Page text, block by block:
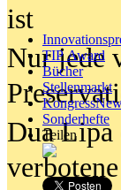
TIP Award
Bücher
Stellenmarkt
Sonderhefte
Teilen
ist
Nur jede
Dua